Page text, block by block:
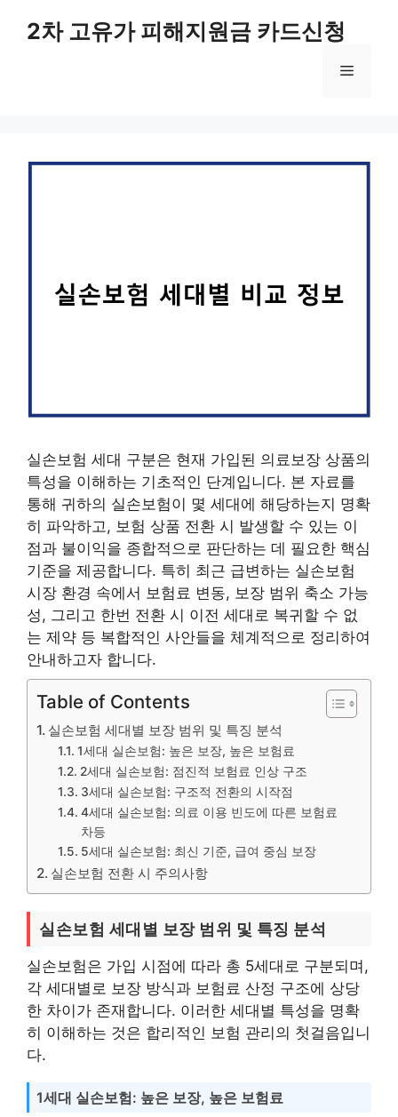
2차 고유가 피해지원금 카드신청
메
실손보험 세대 구분은 현재 가입된 의료보장 상품의
특성을 이해하는 기초적인 단계입니다. 본 자료를
통해 귀하의 실손보험이 몇 세대에 해당하는지 명확
히 파악하고, 보험 상품 전환 시 발생할 수 있는 이
점과 불이익을 종합적으로 판단하는 데 필요한 핵심
기준을 제공합니다. 특히 최근 급변하는 실손보험
시장 환경 속에서 보험료 변동, 보장 범위 축소 가능
성, 그리고 한번 전환 시 이전 세대로 복귀할 수 없
는 제약 등 복합적인 사안들을 체계적으로 정리하여
안내하고자 합니다.
Table of Contents
실손보험 세대별 보장 범위 및 특징 분석
1세대 실손보험: 높은 보장, 높은 보험료
2세대 실손보험: 점진적 보험료 인상 구조
3세대 실손보험: 구조적 전환의 시작점
4세대 실손보험: 의료 이용 빈도에 따른 보험료
차등
5세대 실손보험: 최신 기준, 급여 중심 보장
실손보험 전환 시 주의사항
실손보험 세대별 보장 범위 및 특징 분석
실손보험은 가입 시점에 따라 총 5세대로 구분되며,
각 세대별로 보장 방식과 보험료 산정 구조에 상당
한 차이가 존재합니다. 이러한 세대별 특성을 명확
히 이해하는 것은 합리적인 보험 관리의 첫걸음입니
다.
1세대 실손보험: 높은 보장, 높은 보험료